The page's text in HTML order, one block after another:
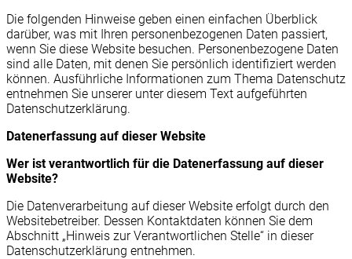
Die folgenden Hinweise geben einen einfachen Überblick
darüber, was mit Ihren personenbezogenen Daten passiert,
wenn Sie diese Website besuchen. Personenbezogene Daten
sind alle Daten, mit denen Sie persönlich identifiziert werden
können. Ausführliche Informationen zum Thema Datenschutz
entnehmen Sie unserer unter diesem Text aufgeführten
Datenschutzerklärung.
Datenerfassung auf dieser Website
Wer ist verantwortlich für die Datenerfassung auf dieser
Website?
Die Datenverarbeitung auf dieser Website erfolgt durch den
Websitebetreiber. Dessen Kontaktdaten können Sie dem
Abschnitt „Hinweis zur Verantwortlichen Stelle“ in dieser
Datenschutzerklärung entnehmen.